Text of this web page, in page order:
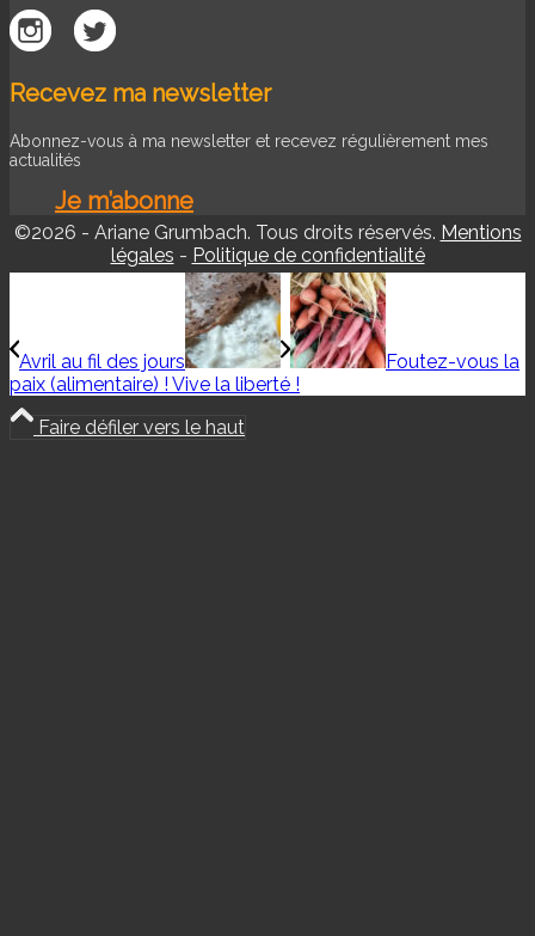
Recevez ma newsletter
Abonnez-vous à ma newsletter et recevez régulièrement mes
actualités
Je m’abonne
©2026 - Ariane Grumbach. Tous droits réservés. Mentions
légales - Politique de confidentialité
Avril au fil des jours
Foutez-vous la
paix (alimentaire) ! Vive la liberté !
Faire défiler vers le haut